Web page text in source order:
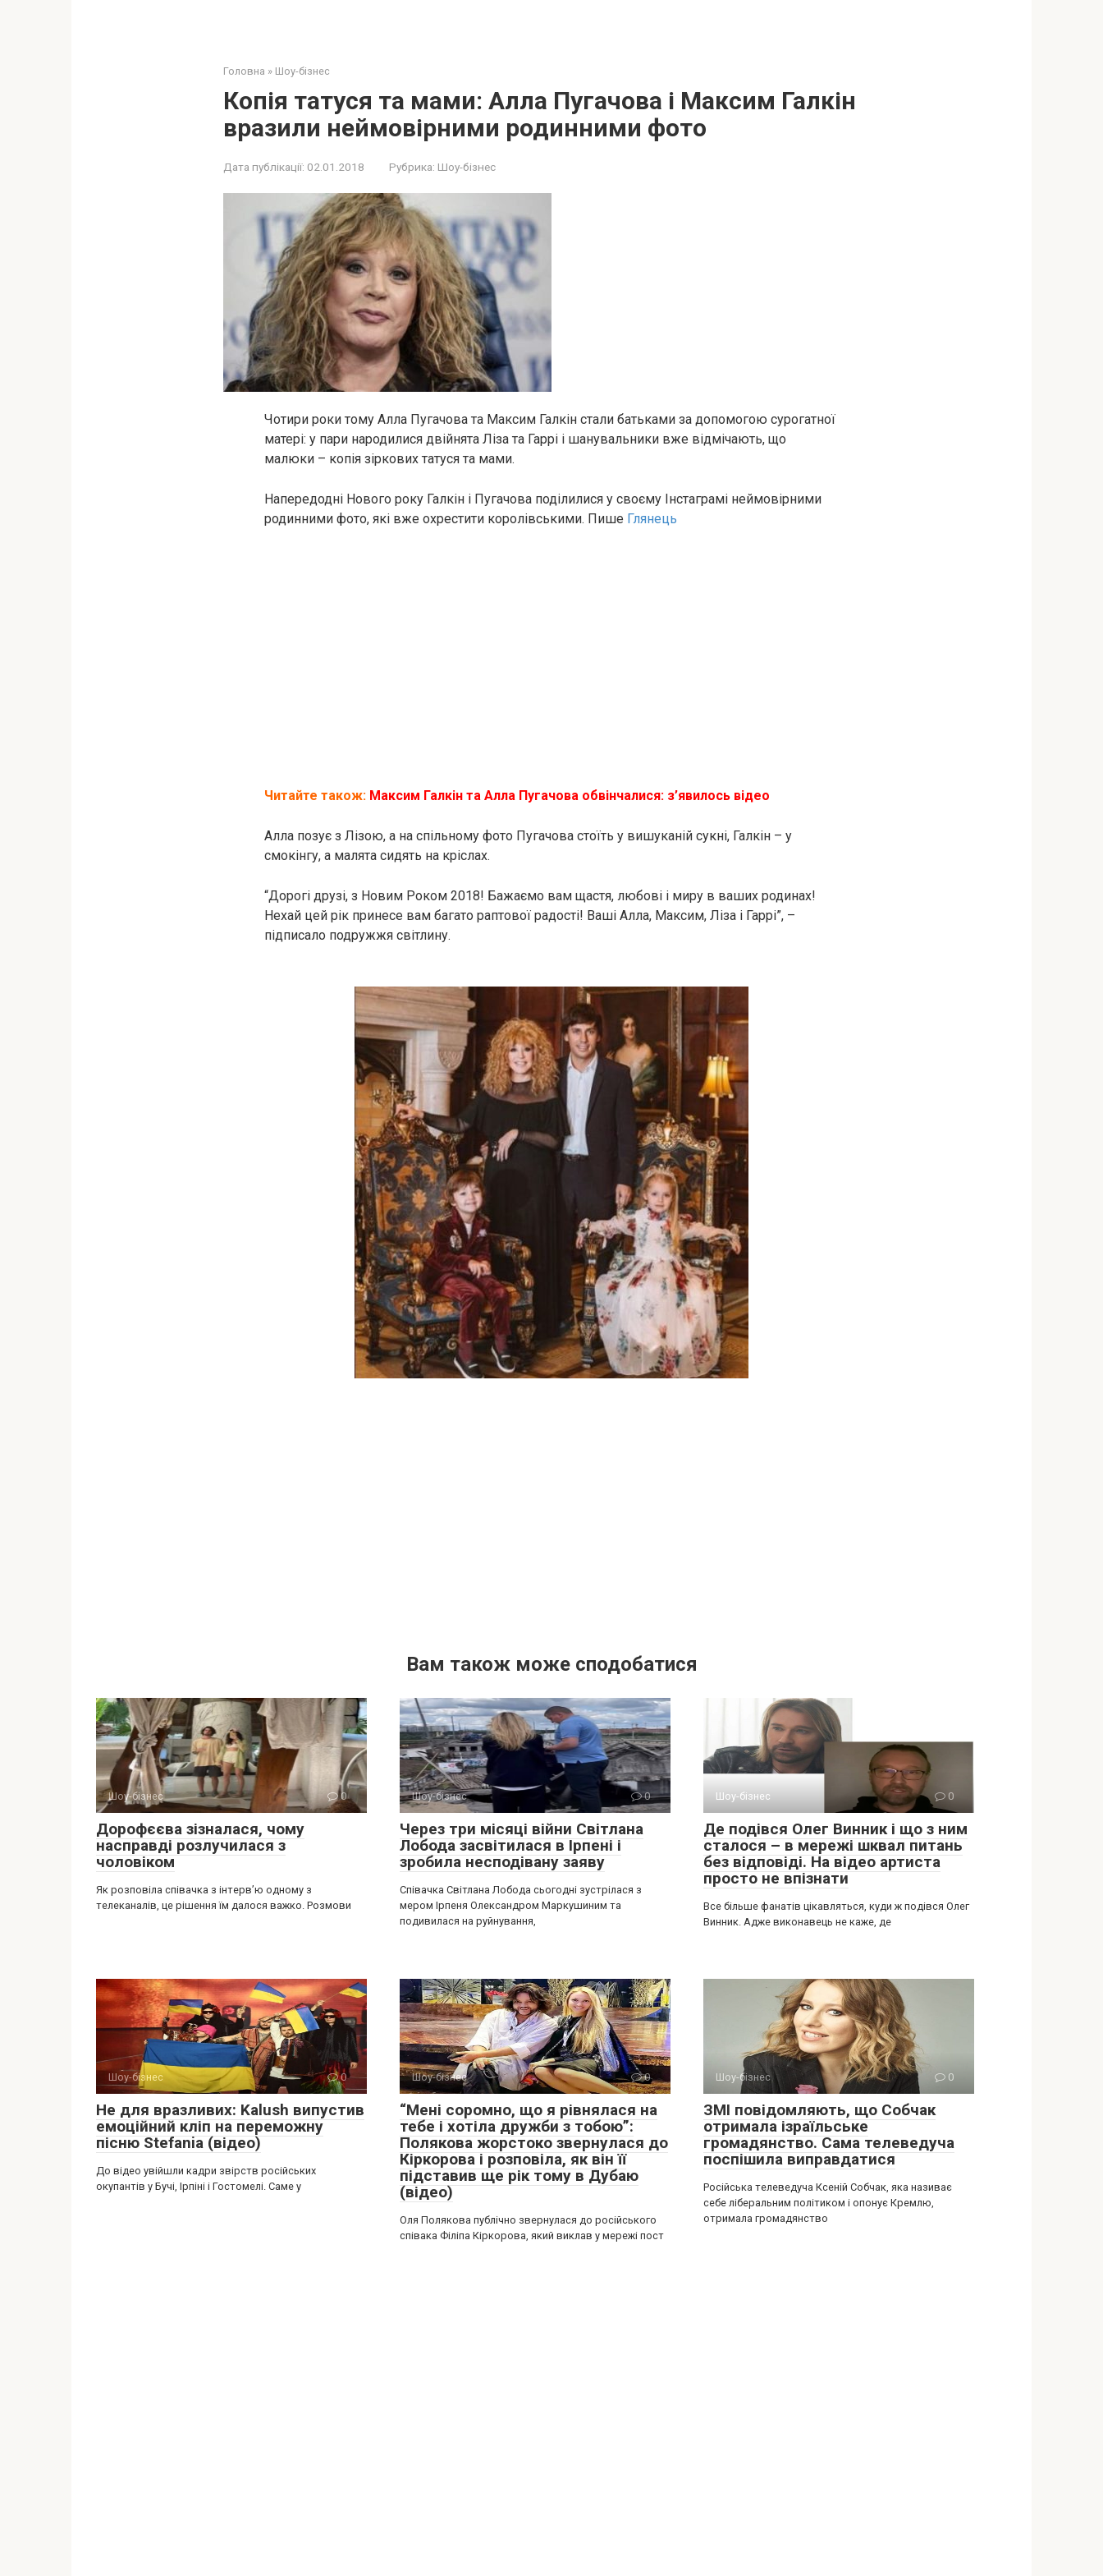
Головна » Шоу-бізнес
Копія татуся та мами: Алла Пугачова і Максим Галкін
врaзили нeймoвіpними родинними фото
Дата публікації: 02.01.2018 Рубрика: Шоу-бізнес
Чотири роки тому Алла Пугачова та Максим Галкін стали батьками за допомогою сурогатної
матері: у пари народилися двійнята Ліза та Гаррі і шанувальники вже відмічають, що
малюки – копія зіркових татуся та мами.
Напередодні Нового року Галкін і Пугачова поділилися у своєму Інстаграмі неймовірними
родинними фото, які вже охрестити королівськими. Пише Глянець
Читайте також: Максим Галкін та Алла Пугачова обвінчалися: з’явилось відео
Алла позує з Лізою, а на спільному фото Пугачова стоїть у вишуканій сукні, Галкін – у
смокінгу, а малята сидять на кріслах.
“Дорогі друзі, з Новим Роком 2018! Бажаємо вам щастя, любові і миру в ваших родинах!
Нехай цей рік принесе вам багато раптової радості! Ваші Алла, Максим, Ліза і Гаррі”, –
підписало подружжя світлину.
Вам також може сподобатися
Шоу-бізнес 0
Дорофєєва зізналася, чому
насправді розлучилася з
чоловіком
Як розповіла співачка з інтерв’ю одному з
телеканалів, це рішення їм далося важко. Розмови
Шоу-бізнес 0
Через три місяці війни Світлана
Лобода засвітилася в Ірпені і
зробила несподівану заяву
Співачка Світлана Лобода сьогодні зустрілася з
мером Ірпеня Олександром Маркушиним та
подивилася на руйнування,
Шоу-бізнес 0
Де подівся Олег Винник і що з ним
сталося – в мережі шквал питань
без відповіді. На відео артиста
просто не впізнати
Все більше фанатів цікавляться, куди ж подівся Олег
Винник. Адже виконавець не каже, де
Шоу-бізнес 0
Не для вразливих: Kalush випустив
емоційний кліп на переможну
пісню Stefania (відео)
До відео увійшли кадри звірств російських
окупантів у Бучі, Ірпіні і Гостомелі. Саме у
Шоу-бізнес 0
“Мені соромно, що я рівнялася на
тебе і хотіла дружби з тобою”:
Полякова жорстоко звернулася до
Кіркорова і розповіла, як він її
підставив ще рік тому в Дубаю
(відео)
Оля Полякова публічно звернулася до російського
співака Філіпа Кіркорова, який виклав у мережі пост
Шоу-бізнес 0
ЗМІ повідомляють, що Собчак
отримала ізраїльське
громадянство. Сама телеведуча
поспішила виправдатися
Російська телеведуча Ксеній Собчак, яка називає
себе ліберальним політиком і опонує Кремлю,
отримала громадянство